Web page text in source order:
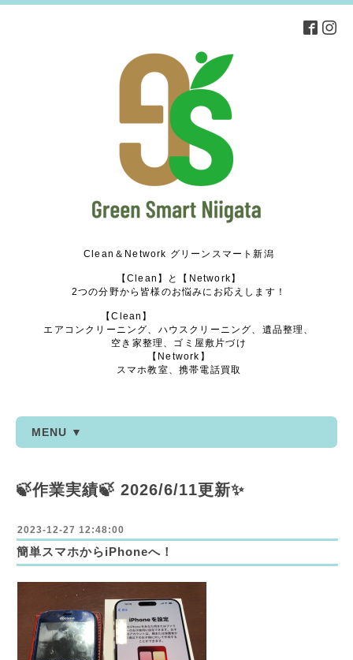
Clean＆Network グリーンスマート新潟
【Clean】と【Network】
2つの分野から皆様のお悩みにお応えします！
【Clean】
エアコンクリーニング、ハウスクリーニング、遺品整理、
空き家整理、ゴミ屋敷片づけ
【Network】
スマホ教室、携帯電話買取
MENU ▼
🍃作業実績🍃 2026/6/11更新✨
2023-12-27 12:48:00
簡単スマホからiPhoneへ！